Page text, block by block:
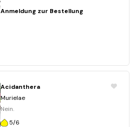
Anmeldung zur Bestellung
Acidanthera
Murielae
Nein.
5/6